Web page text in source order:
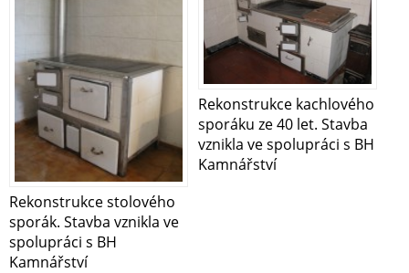
Rekonstrukce stolového
sporák. Stavba vznikla ve
spolupráci s BH
Kamnářství
Rekonstrukce kachlového
sporáku ze 40 let. Stavba
vznikla ve spolupráci s BH
Kamnářství